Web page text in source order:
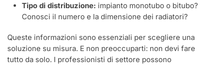
Tipo di distribuzione: impianto monotubo o bitubo?
Conosci il numero e la dimensione dei radiatori?
Queste informazioni sono essenziali per scegliere una
soluzione su misura. E non preoccuparti: non devi fare
tutto da solo. I professionisti di settore possono